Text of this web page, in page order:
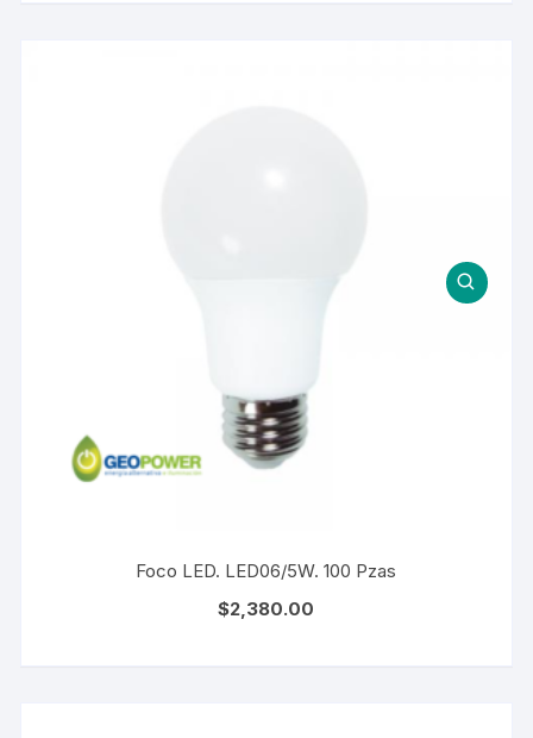
Foco LED. LED06/5W. 100 Pzas
$2,380.00